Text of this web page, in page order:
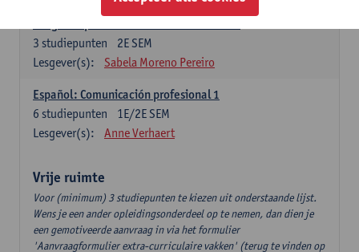
2E SEM
3 studiepunten
Lesgever(s):
Sabela Moreno Pereiro
Español: Comunicación profesional 1
1E/2E SEM
6 studiepunten
Lesgever(s):
Anne Verhaert
Vrije ruimte
Voor (minimum) 3 studiepunten te kiezen uit onderstaande lijst.
Wens je een ander opleidingsonderdeel op te nemen, dan dien je
een gemotiveerde aanvraag in via het formulier
'Aanvraagformulier extra-curriculaire vakken' (terug te vinden op